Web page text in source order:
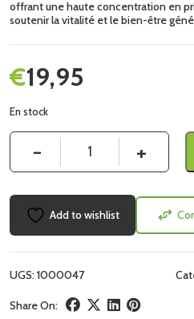
offrant une haute concentration en
soutenir la vitalité et le bien-être
19,95
€
En stock
Add to wishlist
UGS:1000047
Share On: